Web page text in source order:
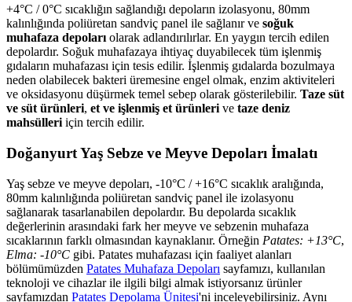
+4°C / 0°C sıcaklığın sağlandığı depoların izolasyonu, 80mm
kalınlığında poliüretan sandviç panel ile sağlanır ve soğuk
muhafaza depoları olarak adlandırılırlar. En yaygın tercih edilen
depolardır. Soğuk muhafazaya ihtiyaç duyabilecek tüm işlenmiş
gıdaların muhafazası için tesis edilir. İşlenmiş gıdalarda bozulmaya
neden olabilecek bakteri üremesine engel olmak, enzim aktiviteleri
ve oksidasyonu düşürmek temel sebep olarak gösterilebilir. Taze süt
ve süt ürünleri, et ve işlenmiş et ürünleri ve taze deniz
mahsülleri için tercih edilir.
Doğanyurt Yaş Sebze ve Meyve Depoları İmalatı
Yaş sebze ve meyve depoları, -10°C / +16°C sıcaklık aralığında,
80mm kalınlığında poliüretan sandviç panel ile izolasyonu
sağlanarak tasarlanabilen depolardır. Bu depolarda sıcaklık
değerlerinin arasındaki fark her meyve ve sebzenin muhafaza
sıcaklarının farklı olmasından kaynaklanır. Örneğin Patates: +13°C,
Elma: -10°C gibi. Patates muhafazası için faaliyet alanları
bölümümüzden Patates Muhafaza Depoları sayfamızı, kullanılan
teknoloji ve cihazlar ile ilgili bilgi almak istiyorsanız ürünler
sayfamızdan Patates Depolama Ünitesi'ni inceleyebilirsiniz. Aynı